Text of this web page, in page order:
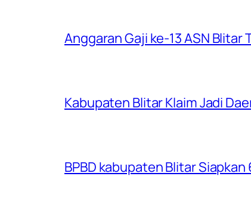
Anggaran Gaji ke-13 ASN Blitar
Kabupaten Blitar Klaim Jadi
BPBD kabupaten Blitar